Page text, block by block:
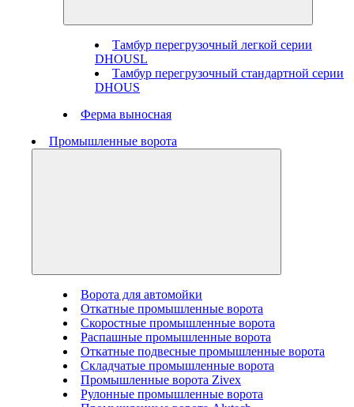
Тамбур перегрузочный легкой серии
DHOUSL
Тамбур перегрузочный стандартной серии
DHOUS
Ферма выносная
Промышленные ворота
Ворота для автомойки
Откатные промышленные ворота
Скоростные промышленные ворота
Распашные промышленные ворота
Откатные подвесные промышленные ворота
Складчатые промышленные ворота
Промышленные ворота Zivex
Рулонные промышленные ворота